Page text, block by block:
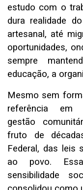
estudo com o
dura realidade
artesanal, até
oportunidades,
sempre
educação, a
Mesmo sem
referência em
gestão
fruto de
Federal, das leis
ao povo.
sensibilidade